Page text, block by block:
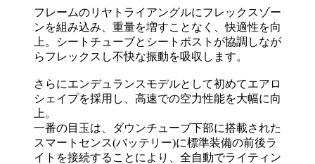
フレームのリヤトライアングルにフレックスゾー
ンを組み込み、重量を増すことなく、快適性を向
上。シートチューブとシートポストが協調しなが
らフレックスし不快な振動を吸収します。
さらにエンデュランスモデルとして初めてエアロ
シェイプを採用し、高速での空力性能を大幅に向
上。
一番の目玉は、ダウンチューブ下部に搭載された
スマートセンス(バッテリー)に標準装備の前後ラ
イトを接続することにより、全自動でライティン